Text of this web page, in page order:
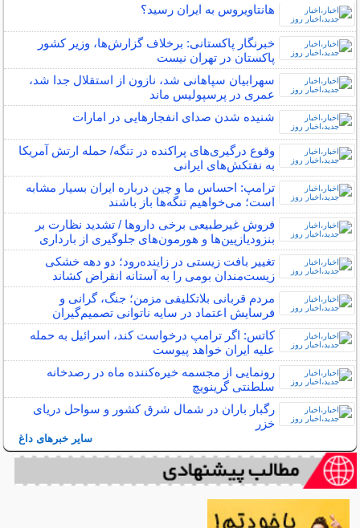
هانتاویروس به ایران رسید؟
خبرنگار پاکستانی: برخلاف گزارش‌ها، وزیر کشور
پاکستان در تهران نیست
سهرابیان سپاهانی شد، نازون از استقلال جدا شد،
عمری در پرسپولیس ماند
شنیده شدن صدای انفجارهایی در امارات
وقوع درگیری‌های پراکنده در تنگه/ حمله ارتش آمریکا
به نفتکش‌های ایرانی
ترامپ: احساس ما و چین درباره ایران بسیار مشابه
است؛ می‌خواهیم تنگه‌ها باز باشند
فروش غیرطبیعی برخی داروها / تشدید نظارت بر
بنزودیازپین‌ها و هورمون‌های جلوگیری از بارداری
تغییر بافت زیستی در زاینده‌رود؛ دو دهه خشکی
زیست‌مندان بومی را به آستانه انقراض کشاند
مردم قربانی بلاتکلیفی مزمن؛ جنگ، گرانی و
فرسایش اعتماد در سایه ناتوانی تصمیم‌گیران
کاتس: اگر ترامپ درخواست کند، اسرائیل به حمله
علیه ایران خواهد پیوست
رونمایی از مجسمه خیره‌کننده ماه در رصدخانه
سلطنتی گرینویچ
رگبار باران در شمال شرق کشور و سواحل دریای
خزر
سایر خبرهای داغ